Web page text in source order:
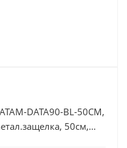
DATA90-BL-50CM,
50см,